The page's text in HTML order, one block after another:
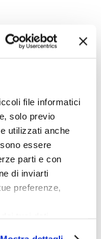
file informatici
solo previo
utilizzati anche
essere
parti e con
di inviarti
preferenze,